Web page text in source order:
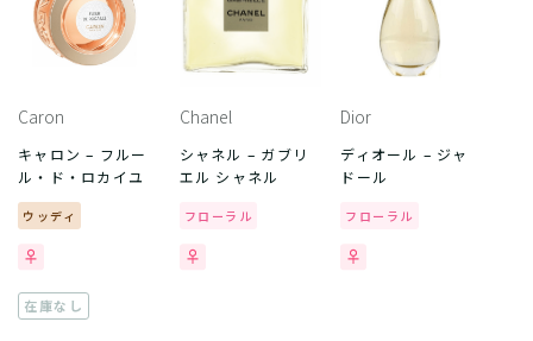
Caron
キャロン – フルー
ル・ド・ロカイユ
ウッディ
在庫なし
Chanel
シャネル – ガブリ
エル シャネル
フローラル
Dior
ディオール – ジャ
ドール
フローラル